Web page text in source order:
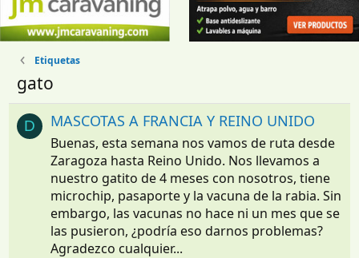
Etiquetas
gato
D MASCOTAS A FRANCIA Y REINO UNIDO
Buenas, esta semana nos vamos de ruta desde
Zaragoza hasta Reino Unido. Nos llevamos a
nuestro gatito de 4 meses con nosotros, tiene
microchip, pasaporte y la vacuna de la rabia. Sin
embargo, las vacunas no hace ni un mes que se
las pusieron, ¿podría eso darnos problemas?
Agradezco cualquier...